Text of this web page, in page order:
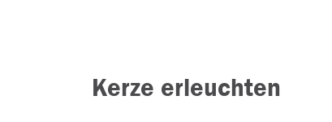
Kerze erleuchten